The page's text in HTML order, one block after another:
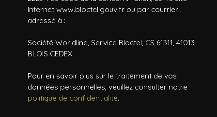
Internet www.bloctel.gouv.fr ou par courrier
adressé à :
Société Worldline, Service Bloctel, CS 61311, 41013
BLOIS CEDEX.
Pour en savoir plus sur le traitement de vos
données personnelles, veuillez consulter notre
politique de confidentialité.